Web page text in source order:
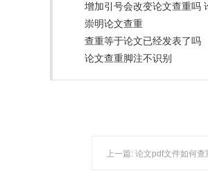
增加引号会改变论文查重吗
崇明论文查重
查重等于论文已经发表了吗
论文查重脚注不识别
上一篇: 论文pdf文件如何查